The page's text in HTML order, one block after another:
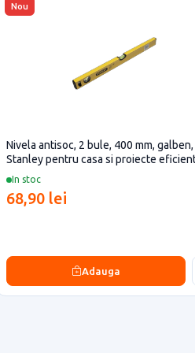
Nou
In stoc
Nivela antisoc, 2 bule, 400 mm, galben,
Stanley pentru casa si proiecte
68,90 lei
Adauga